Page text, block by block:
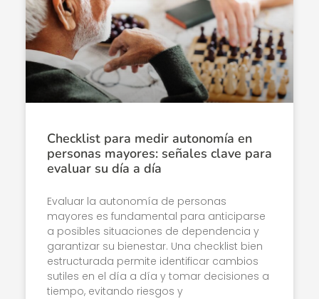
Checklist para medir autonomía en
personas mayores: señales clave para
evaluar su día a día
Evaluar la autonomía de personas
mayores es fundamental para anticiparse
a posibles situaciones de dependencia y
garantizar su bienestar. Una checklist bien
estructurada permite identificar cambios
sutiles en el día a día y tomar decisiones a
tiempo, evitando riesgos y